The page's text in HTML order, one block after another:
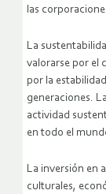
las
La
valorarse por el
por la
generaciones.
actividad
en todo el
La inversión en
culturales,